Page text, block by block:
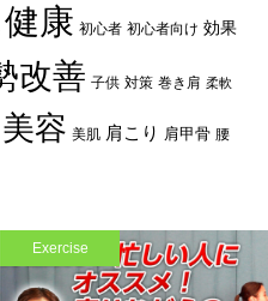
健康 初心者 初心者向け 効果
改善 子供 対策 巻き肩 柔軟
美容 美肌 肩こり 肩甲骨 腰
Exercise